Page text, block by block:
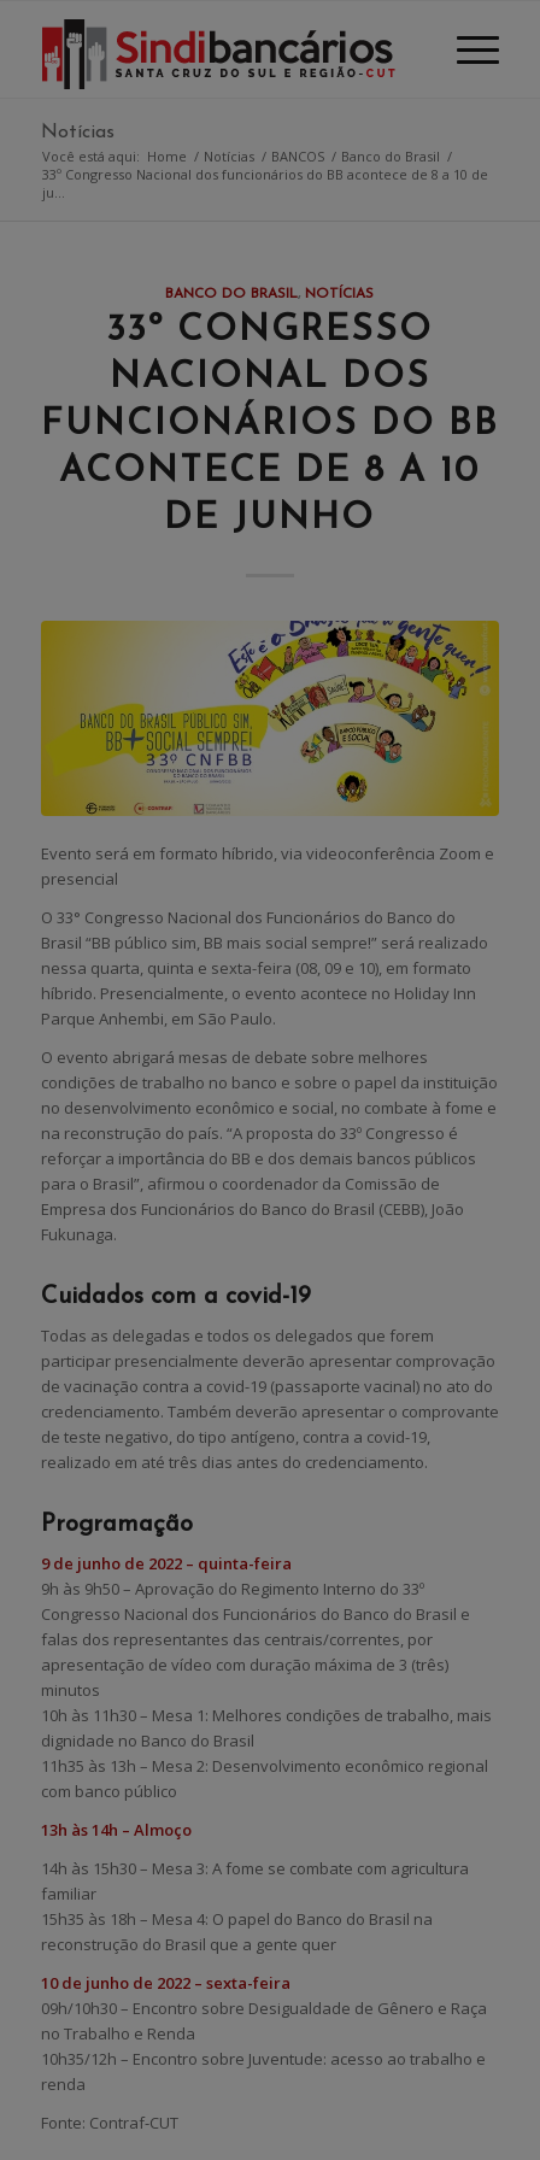
Notícias
Você está aqui: Home / Notícias / BANCOS / Banco do Brasil /
33º Congresso Nacional dos funcionários do BB acontece de 8 a 10 de
ju...
BANCO DO BRASIL, NOTÍCIAS
33º CONGRESSO
NACIONAL DOS
FUNCIONÁRIOS DO BB
ACONTECE DE 8 A 10
DE JUNHO
Evento será em formato híbrido, via videoconferência Zoom e
presencial
O 33° Congresso Nacional dos Funcionários do Banco do
Brasil “BB público sim, BB mais social sempre!” será realizado
nessa quarta, quinta e sexta-feira (08, 09 e 10), em formato
híbrido. Presencialmente, o evento acontece no Holiday Inn
Parque Anhembi, em São Paulo.
O evento abrigará mesas de debate sobre melhores
condições de trabalho no banco e sobre o papel da instituição
no desenvolvimento econômico e social, no combate à fome e
na reconstrução do país. “A proposta do 33º Congresso é
reforçar a importância do BB e dos demais bancos públicos
para o Brasil”, afirmou o coordenador da Comissão de
Empresa dos Funcionários do Banco do Brasil (CEBB), João
Fukunaga.
Cuidados com a covid-19
Todas as delegadas e todos os delegados que forem
participar presencialmente deverão apresentar comprovação
de vacinação contra a covid-19 (passaporte vacinal) no ato do
credenciamento. Também deverão apresentar o comprovante
de teste negativo, do tipo antígeno, contra a covid-19,
realizado em até três dias antes do credenciamento.
Programação
9 de junho de 2022 – quinta-feira
9h às 9h50 – Aprovação do Regimento Interno do 33º
Congresso Nacional dos Funcionários do Banco do Brasil e
falas dos representantes das centrais/correntes, por
apresentação de vídeo com duração máxima de 3 (três)
minutos
10h às 11h30 – Mesa 1: Melhores condições de trabalho, mais
dignidade no Banco do Brasil
11h35 às 13h – Mesa 2: Desenvolvimento econômico regional
com banco público
13h às 14h – Almoço
14h às 15h30 – Mesa 3: A fome se combate com agricultura
familiar
15h35 às 18h – Mesa 4: O papel do Banco do Brasil na
reconstrução do Brasil que a gente quer
10 de junho de 2022 – sexta-feira
09h/10h30 – Encontro sobre Desigualdade de Gênero e Raça
no Trabalho e Renda
10h35/12h – Encontro sobre Juventude: acesso ao trabalho e
renda
Fonte: Contraf-CUT